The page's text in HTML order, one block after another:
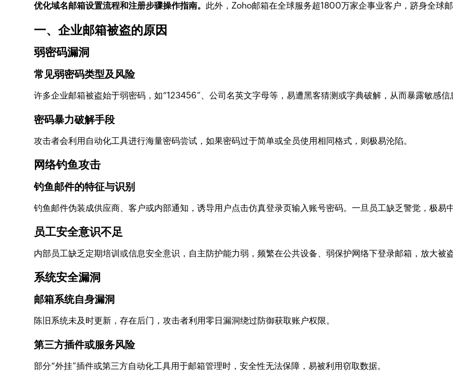
优化域名邮箱设置流程和注册步骤操作指南。 此外，Zoho邮箱在全球服务超1800万家企事业客户，跻身全球
一、企业邮箱被盗的原因
弱密码漏洞
常见弱密码类型及风险
许多企业邮箱被盗始于弱密码，如“123456”、公司名英文字母等，易遭黑客猜测或字典破解，从而暴露敏感
密码暴力破解手段
攻击者会利用自动化工具进行海量密码尝试，如果密码过于简单或全员使用相同格式，则极易沦陷。
网络钓鱼攻击
钓鱼邮件的特征与识别
钓鱼邮件伪装成供应商、客户或内部通知，诱导用户点击仿真登录页输入账号密码。一旦员工缺乏警觉，极易
员工安全意识不足
内部员工缺乏定期培训或信息安全意识，自主防护能力弱，频繁在公共设备、弱保护网络下登录邮箱，放大被
系统安全漏洞
邮箱系统自身漏洞
陈旧系统未及时更新，存在后门，攻击者利用零日漏洞绕过防御获取账户权限。
第三方插件或服务风险
部分“外挂”插件或第三方自动化工具用于邮箱管理时，安全性无法保障，易被利用窃取数据。